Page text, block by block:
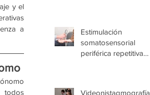
y el
a
todos
Estimulación
somatosensorial
periférica repetitiva
Videonistagmografía